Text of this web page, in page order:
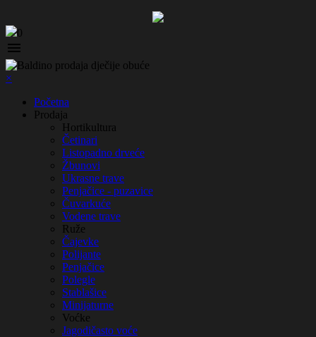
0

×
Početna
Prodaja
Hortikultura
Četinari
Listopadno drveće
Žbunovi
Ukrasne trave
Penjačice - puzavice
Čuvarkuće
Vodene trave
Ruže
Čajevke
Polijante
Penjačice
Polegle
Stablašice
Minijaturne
Voćke
Jagodičasto voće